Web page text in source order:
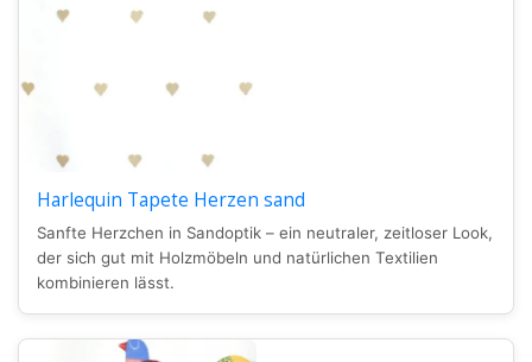
Harlequin Tapete Herzen sand
Sanfte Herzchen in Sandoptik – ein neutraler, zeitloser Look,
der sich gut mit Holzmöbeln und natürlichen Textilien
kombinieren lässt.